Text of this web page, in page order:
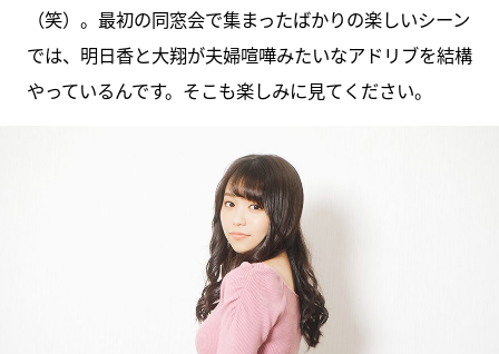
（笑）。最初の同窓会で集まったばかりの楽しいシーン
では、明日香と大翔が夫婦喧嘩みたいなアドリブを結構
やっているんです。そこも楽しみに見てください。